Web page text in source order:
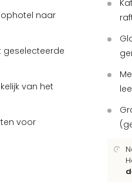
naar
geselecteerde
van het
voor